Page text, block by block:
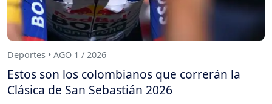
Deportes • AGO 1 / 2026
Estos son los colombianos que correrán la
Clásica de San Sebastián 2026